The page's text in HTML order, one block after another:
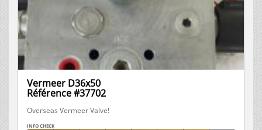
Vermeer D36x50
Référence #37702
Overseas Vermeer Valve!
INFO CHECK